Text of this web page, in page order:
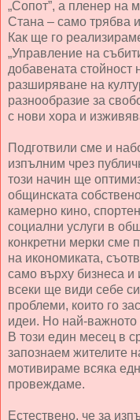
„Сопот”, а пленер на
Стана – само трябва
Как ще го
„Управление на
добавената стойност
разширяване на
разнообразие за
с нови хора и
Подготвили сме и
изпълним чрез
този начин ще
общинската
камерно кино,
социални услуги в
конкретни мерки сме
на икономиката,
само върху бизнеса
всеки ще види себе
проблеми, които го
идеи. Но най-важното
В този един месец в
запознаем жителите
мотивираме всяка
провеждаме.
Естествено, че за